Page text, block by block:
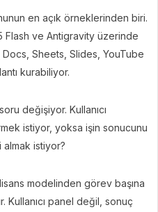
en açık örneklerinden biri.
Flash ve Antigravity üzerinde
Docs, Sheets, Slides, YouTube
kurabiliyor.
değişiyor. Kullanıcı
istiyor, yoksa işin sonucunu
almak istiyor?
modelinden görev başına
Kullanıcı panel değil, sonuç